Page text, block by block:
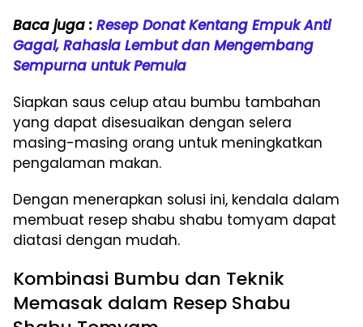
Baca juga : Resep Donat Kentang Empuk Anti
Gagal, Rahasia Lembut dan Mengembang
Sempurna untuk Pemula
Siapkan saus celup atau bumbu tambahan
yang dapat disesuaikan dengan selera
masing-masing orang untuk meningkatkan
pengalaman makan.
Dengan menerapkan solusi ini, kendala dalam
membuat resep shabu shabu tomyam dapat
diatasi dengan mudah.
Kombinasi Bumbu dan Teknik
Memasak dalam Resep Shabu